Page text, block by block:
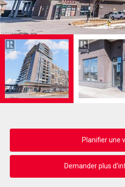
Planifier une
Demander plus